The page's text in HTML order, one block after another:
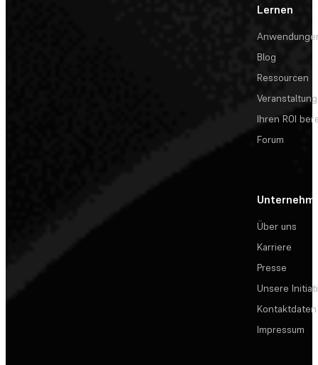
Lernen
Blog
Ressourcen
Ihren ROI
Forum
Über uns
Karriere
Presse
Unsere
Kontaktdaten
Impressum